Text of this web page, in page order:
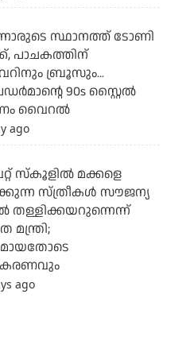
സ്ഥാനത്ത് ടോണി
പാചകത്തിന്
ബ്രൂസും...
90s സ്റ്റൈല്‍
വൈറല്‍
ago
സ്‌കൂളില്‍ മക്കളെ
സ്ത്രീകള്‍ സൗജന്യ
തള്ളിക്കയറുന്നെന്ന്
മന്ത്രി;
ago